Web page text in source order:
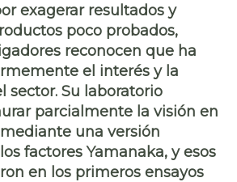
exagerar resultados y
poco probados,
reconocen que ha
el interés y la
sector. Su laboratorio
parcialmente la visión en
una versión
factores Yamanaka, y esos
en los primeros ensayos